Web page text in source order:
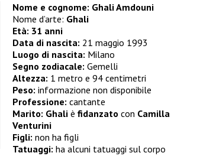
Nome e cognome: Ghali Amdouni
Nome d’arte: Ghali
Età: 31 anni
Data di nascita: 21 maggio 1993
Luogo di nascita: Milano
Segno zodiacale: Gemelli
Altezza: 1 metro e 94 centimetri
Peso: informazione non disponibile
Professione: cantante
Marito: Ghali è fidanzato con Camilla
Venturini
Figli: non ha figli
Tatuaggi: ha alcuni tatuaggi sul corpo